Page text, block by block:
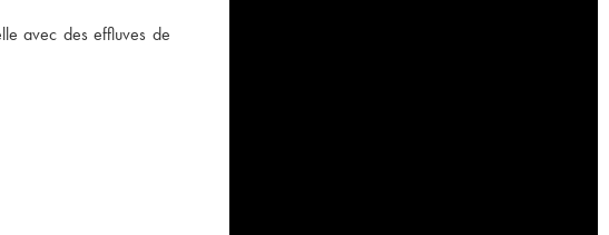
avec des effluves de